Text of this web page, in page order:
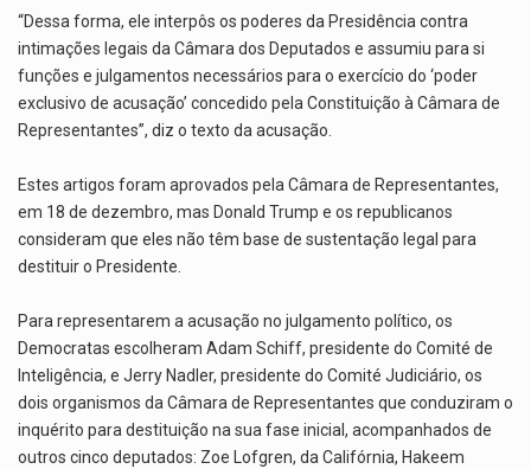
“Dessa forma, ele interpôs os poderes da Presidência contra
intimações legais da Câmara dos Deputados e assumiu para si
funções e julgamentos necessários para o exercício do ‘poder
exclusivo de acusação’ concedido pela Constituição à Câmara de
Representantes”, diz o texto da acusação.
Estes artigos foram aprovados pela Câmara de Representantes,
em 18 de dezembro, mas Donald Trump e os republicanos
consideram que eles não têm base de sustentação legal para
destituir o Presidente.
Para representarem a acusação no julgamento político, os
Democratas escolheram Adam Schiff, presidente do Comité de
Inteligência, e Jerry Nadler, presidente do Comité Judiciário, os
dois organismos da Câmara de Representantes que conduziram o
inquérito para destituição na sua fase inicial, acompanhados de
outros cinco deputados: Zoe Lofgren, da Califórnia, Hakeem